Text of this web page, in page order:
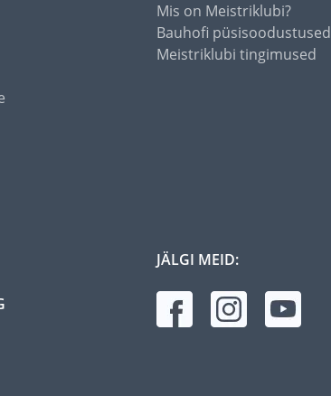
Mis on Meistriklubi?
Bauhofi püsisoodustused
Meistriklubi tingimused
JÄLGI MEID: